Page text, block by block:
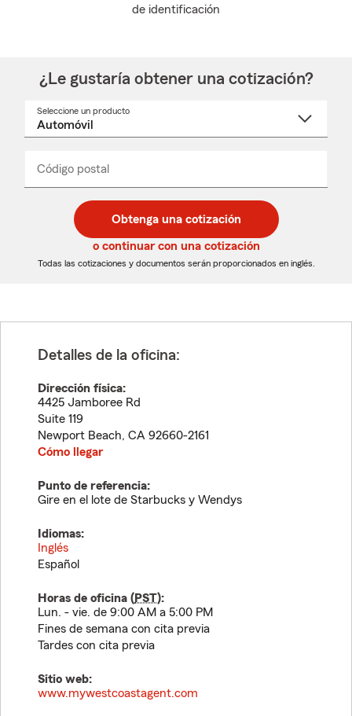
de identificación
¿Le gustaría obtener una cotización?
Seleccione un producto
desplegable
Código postal
de
5
dígitos
de
5
dígitos
_____
Obtenga una cotización
o continuar con una cotización
Todas las cotizaciones y documentos serán proporcionados en inglés.
Detalles de la oficina:
Dirección física:
4425 Jamboree Rd
Suite 119
Newport Beach, CA 92660-2161
Cómo llegar
Punto de referencia:
Gire en el lote de Starbucks y Wendys
Idiomas:
Inglés
Español
Horas de oficina (PST):
Lun. - vie. de 9:00 AM a 5:00 PM
Fines de semana con cita previa
Tardes con cita previa
Sitio web:
www.mywestcoastagent.com